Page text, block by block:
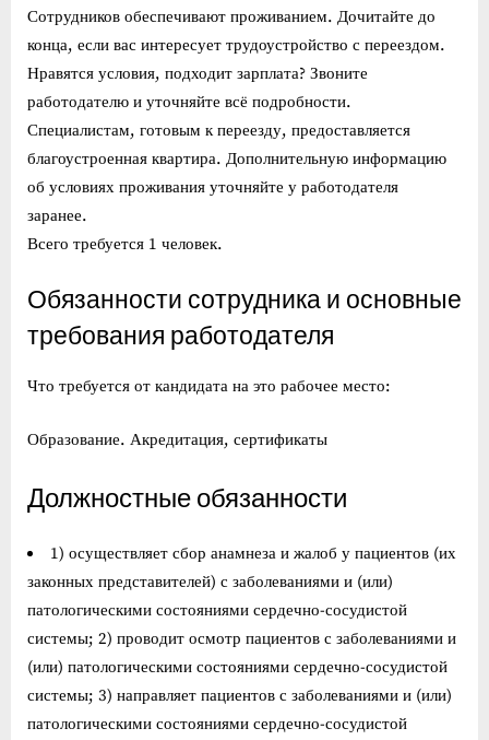
Сотрудников обеспечивают проживанием. Дочитайте до
конца, если вас интересует трудоустройство с переездом.
Нравятся условия, подходит зарплата? Звоните
работодателю и уточняйте всё подробности.
Специалистам, готовым к переезду, предоставляется
благоустроенная квартира. Дополнительную информацию
об условиях проживания уточняйте у работодателя
заранее.
Всего требуется 1 человек.
Обязанности сотрудника и основные
требования работодателя
Что требуется от кандидата на это рабочее место:
Образование. Акредитация, сертификаты
Должностные обязанности
1) осуществляет сбор анамнеза и жалоб у пациентов (их
законных представителей) с заболеваниями и (или)
патологическими состояниями сердечно-сосудистой
системы; 2) проводит осмотр пациентов с заболеваниями и
(или) патологическими состояниями сердечно-сосудистой
системы; 3) направляет пациентов с заболеваниями и (или)
патологическими состояниями сердечно-сосудистой